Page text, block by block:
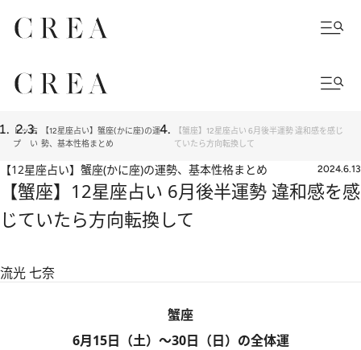
トッ
プ
占
い
【12星座占い】蟹座(かに座)の運
勢、基本性格まとめ
【蟹座】12星座占い 6月後半運勢 違和感を感じ
ていたら方向転換して
【12星座占い】蟹座(かに座)の運勢、基本性格まとめ 2024.6.13
【蟹座】12星座占い 6月後半運勢 違和感を感
じていたら方向転換して
流光 七奈
蟹座
6月15日（土）～30日（日）の全体運